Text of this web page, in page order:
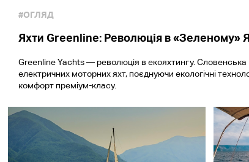
#ОГЛЯД
Яхти Greenline: Революція в «Зеленому»
Greenline Yachts — революція в екояхтингу. Словенська
електричних моторних яхт, поєднуючи екологічні
комфорт преміум-класу.